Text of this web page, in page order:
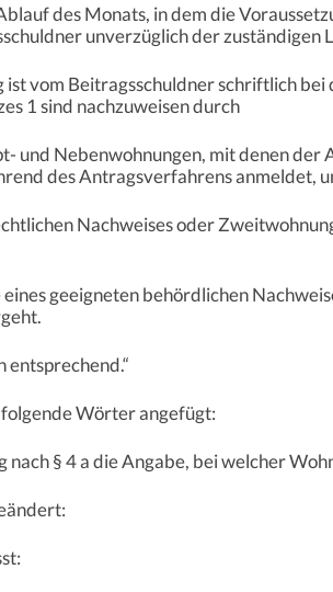
des Monats, in dem die
unverzüglich der
vom Beitragsschuldner schriftlich
1 sind nachzuweisen durch
und Nebenwohnungen, mit denen
des Antragsverfahrens anmeldet,
Nachweises oder
geeigneten behördlichen
entsprechend.“
Wörter angefügt:
nach § 4 a die Angabe, bei welcher